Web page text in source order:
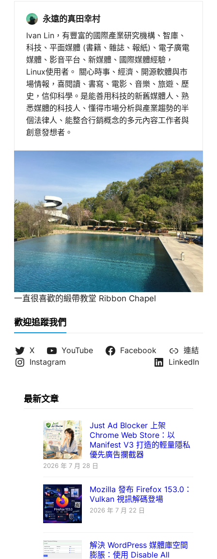
永遠的真田幸村
Ivan Lin，有豐富的國際產業研究機構、智庫、
科技、平面媒體 (書籍、雜誌、報紙)、電子廣電
媒體、影音平台、新媒體、國際媒體經驗，
Linux使用者。 關心時事、經濟、開源軟體與市
場情報，喜閱讀、書寫、電影、音樂、旅遊、歷
史，信仰科學。是能善用科技的新舊媒體人、熟
悉媒體的科技人、懂得市場分析與產業趨勢的半
個法律人、能整合行銷概念的多元內容工作者與
創意發想者。
一直很喜歡的緞帶教堂 Ribbon Chapel
歡迎追蹤我們
X YouTube Facebook
連結
Instagram
LinkedIn
最新文章
Just Ad Blocker 上架
Chrome Web Store：以
Manifest V3 打造的輕量隱私
優先廣告攔截器
2026 年 7 月 28 日
Mozilla 發布 Firefox 153.0：
Vulkan 視訊解碼登場
2026 年 7 月 22 日
解決 WordPress 媒體庫空間
膨脹：使用 Disable All